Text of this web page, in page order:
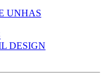
UNHAS
DESIGN